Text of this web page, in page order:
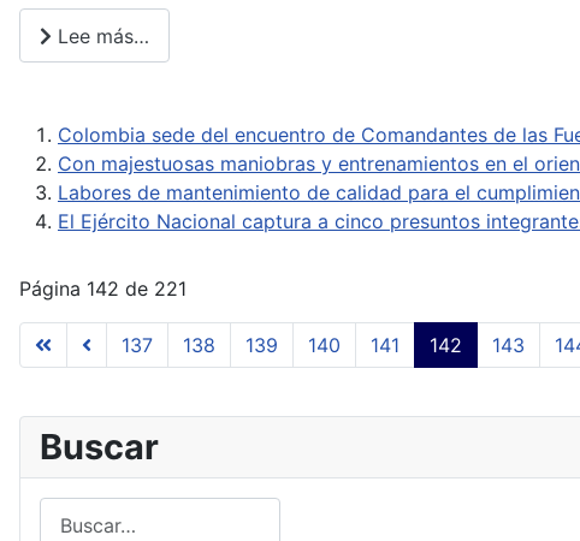
Lee más…
Colombia sede del encuentro de Comandantes de las
Con majestuosas maniobras y entrenamientos en el
Labores de mantenimiento de calidad para el
El Ejército Nacional captura a cinco presuntos
Página 142 de 221
137 138 139 140 141 142 143
Buscar